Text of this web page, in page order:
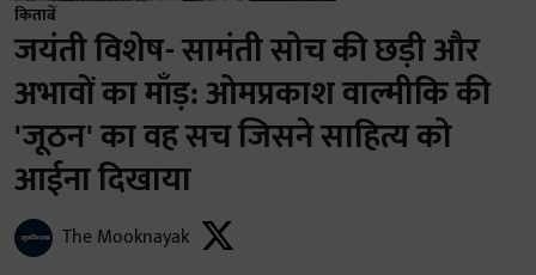
किताबें
जयंती विशेष- सामंती सोच की छड़ी और
अभावों का माँड़: ओमप्रकाश वाल्मीकि की
'जूठन' का वह सच जिसने साहित्य को
आईना दिखाया
The Mooknayak